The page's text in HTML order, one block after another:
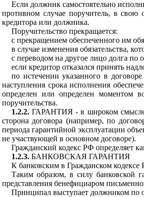
Если должник самостоятельно
противном случае поручитель, в свою
кредитора или должника.
Поручительство прекращается:
с прекращением обеспеченного им
в случае изменения обязательства,
с переводом на другое лицо долга по
если кредитор отказался принять
по истечении указанного в
наступления срока исполнения
определен или определен моментом
поручительства.
1.2.2. ГАРАНТИЯ- в широком смысле
сторона договора (например, по
периода гарантийной эксплуатации
не участвующей в основном договоре).
Гражданский кодекс РФ определяет
1.2.3.БАНКОВСКАЯ ГАРАНТИЯ
К банковским в Гражданском
Таким образом, в силу банковской
представления бенефициаром
Принципал выступает должником по